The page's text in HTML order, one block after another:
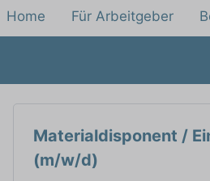
Home Für Arbeitgeber
Materialdisponent /
(m/w/d)